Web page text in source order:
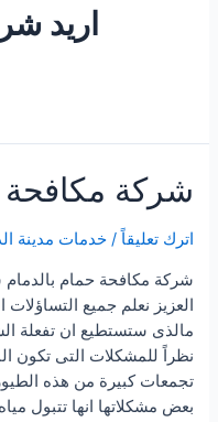
اريد
شركة مكافحة
اترك تعليقاً /خدمات مدينة
شركة مكافحة حمام بالدمام
العزيز نعلم جميع
مالذى ستستطيع ان تفعلة
نظراً للمشكلات التى تكون
تجمعات كبيرة من هذه
بعض مشكلاتها انها تتبول